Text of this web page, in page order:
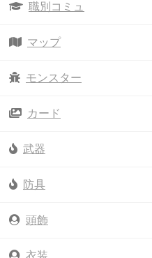
職別コミュ
マップ
モンスター
カード
武器
防具
頭飾
衣装